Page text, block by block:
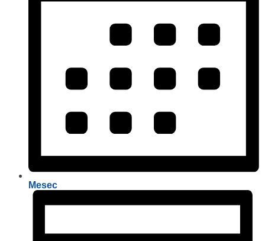
Mesec